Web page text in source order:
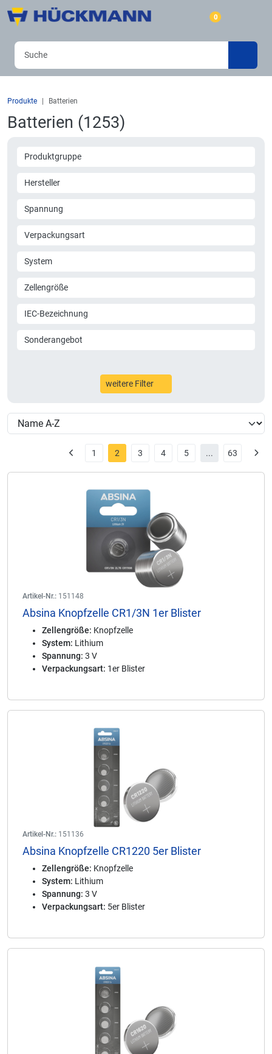
0
Produkte Batterien
Batterien (1253)
Produktgruppe
Hersteller
Spannung
Verpackungsart
System
Zellengröße
IEC-Bezeichnung
Sonderangebot
weitere Filter
1 2 3 4 5 ... 63
Artikel-Nr.: 151148
Absina Knopfzelle CR1/3N 1er Blister
Zellengröße: Knopfzelle
System: Lithium
Spannung: 3 V
Verpackungsart: 1er Blister
Artikel-Nr.: 151136
Absina Knopfzelle CR1220 5er Blister
Zellengröße: Knopfzelle
System: Lithium
Spannung: 3 V
Verpackungsart: 5er Blister